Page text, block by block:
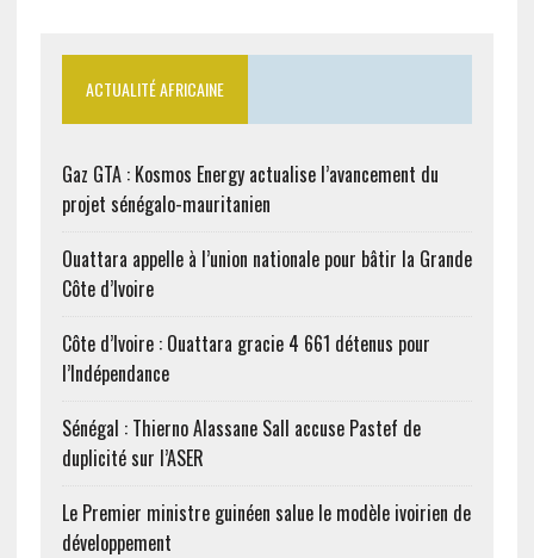
ACTUALITÉ AFRICAINE
Gaz GTA : Kosmos Energy actualise l’avancement du
projet sénégalo-mauritanien
Ouattara appelle à l’union nationale pour bâtir la Grande
Côte d’Ivoire
Côte d’Ivoire : Ouattara gracie 4 661 détenus pour
l’Indépendance
Sénégal : Thierno Alassane Sall accuse Pastef de
duplicité sur l’ASER
Le Premier ministre guinéen salue le modèle ivoirien de
développement